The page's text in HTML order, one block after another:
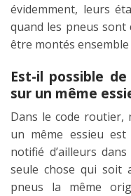
évidemment, leurs
quand les pneus
être montés ensemble
Est-il possible
sur un même
Dans le code routier,
un même essieu
notifié d’ailleurs
seule chose qui soit
pneus la même